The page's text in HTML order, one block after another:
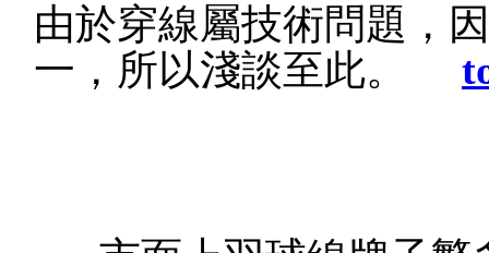
由於穿線屬技術問題，
一，所以淺談至此。